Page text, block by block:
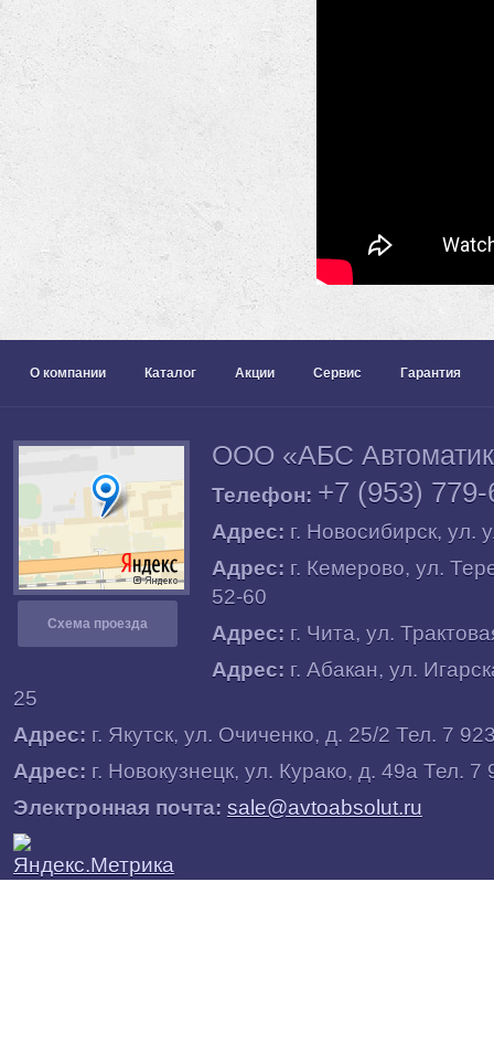
О компании Каталог Акции Сервис Гарантия
Схема проезда
ООО «АБС
Телефон: +7 (953)
Адрес: г. Новосибирск, ул.
Адрес: г. Кемерово, ул.
52-60
Адрес: г. Чита, ул.
Адрес: г. Абакан, ул.
25
Адрес: г. Якутск, ул. Очиченко, д. 25/2 Тел. 7
Адрес: г. Новокузнецк, ул. Курако, д. 49а Тел. 7
Электронная почта: sale@avtoabsolut.ru